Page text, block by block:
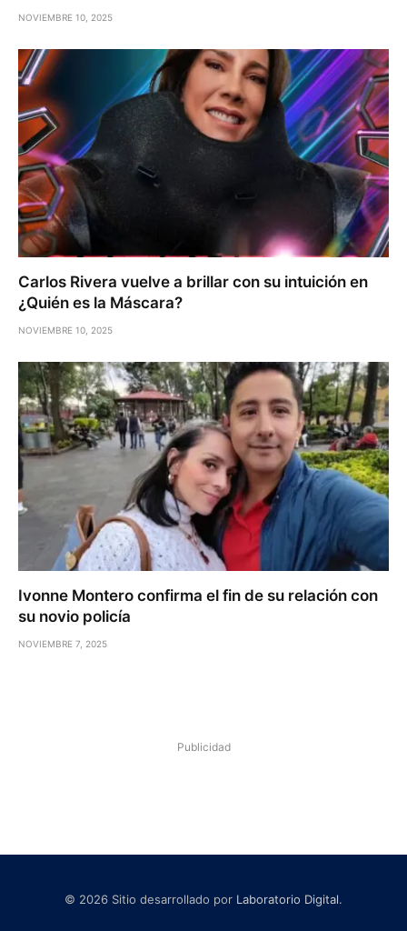
NOVIEMBRE 10, 2025
Carlos Rivera vuelve a brillar con su intuición en
¿Quién es la Máscara?
NOVIEMBRE 10, 2025
Ivonne Montero confirma el fin de su relación con
su novio policía
NOVIEMBRE 7, 2025
Publicidad
© 2026 Sitio desarrollado por Laboratorio Digital.